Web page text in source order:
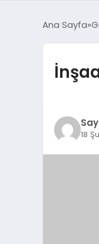
Ana Sayfa
18